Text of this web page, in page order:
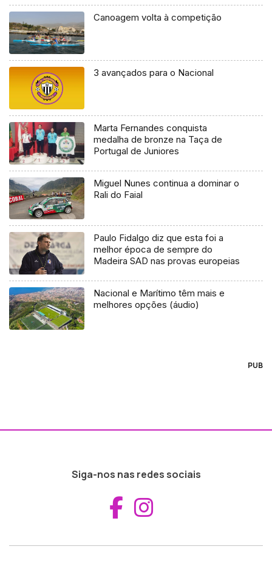
Canoagem volta à competição
3 avançados para o Nacional
Marta Fernandes conquista
medalha de bronze na Taça de
Portugal de Juniores
Miguel Nunes continua a dominar o
Rali do Faial
Paulo Fidalgo diz que esta foi a
melhor época de sempre do
Madeira SAD nas provas europeias
Nacional e Marítimo têm mais e
melhores opções (áudio)
PUB
Siga-nos nas redes sociais
Aceder ao